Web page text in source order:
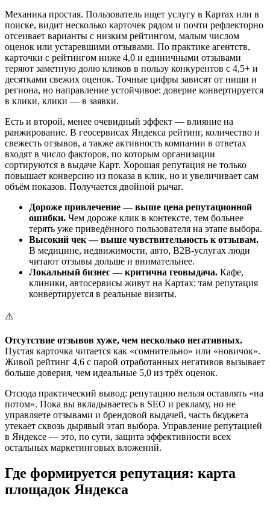
Механика простая. Пользователь ищет услугу в Картах или в
поиске, видит несколько карточек рядом и почти рефлекторно
отсеивает варианты с низким рейтингом, малым числом
оценок или устаревшими отзывами. По практике агентств,
карточки с рейтингом ниже 4,0 и единичными отзывами
теряют заметную долю кликов в пользу конкурентов с 4,5+ и
десятками свежих оценок. Точные цифры зависят от ниши и
региона, но направление устойчивое: доверие конвертируется
в клики, клики — в заявки.
Есть и второй, менее очевидный эффект — влияние на
ранжирование. В геосервисах Яндекса рейтинг, количество и
свежесть отзывов, а также активность компании в ответах
входят в число факторов, по которым организации
сортируются в выдаче Карт. Хорошая репутация не только
повышает конверсию из показа в клик, но и увеличивает сам
объём показов. Получается двойной рычаг.
Дороже привлечение — выше цена репутационной
ошибки. Чем дороже клик в контексте, тем больнее
терять уже приведённого пользователя на этапе выбора.
Высокий чек — выше чувствительность к отзывам.
В медицине, недвижимости, авто, B2B-услугах люди
читают отзывы дольше и внимательнее.
Локальный бизнес — критична геовыдача. Кафе,
клиники, автосервисы живут на Картах: там репутация
конвертируется в реальные визиты.
⚠️
Отсутствие отзывов хуже, чем несколько негативных.
Пустая карточка читается как «сомнительно» или «новичок».
Живой рейтинг 4,6 с парой отработанных негативов вызывает
больше доверия, чем идеальные 5,0 из трёх оценок.
Отсюда практический вывод: репутацию нельзя оставлять «на
потом». Пока вы вкладываетесь в SEO и рекламу, но не
управляете отзывами и брендовой выдачей, часть бюджета
утекает сквозь дырявый этап выбора. Управление репутацией
в Яндексе — это, по сути, защита эффективности всех
остальных маркетинговых вложений.
Где формируется репутация: карта
площадок Яндекса